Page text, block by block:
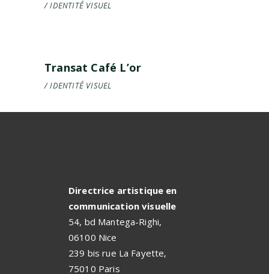
IDENTITÉ VISUEL
Transat Café L’or
IDENTITÉ VISUEL
Directrice artistique en
communication visuelle
54, bd Mantega-Righi,
06100 Nice
239 bis rue La Fayette,
75010 Paris